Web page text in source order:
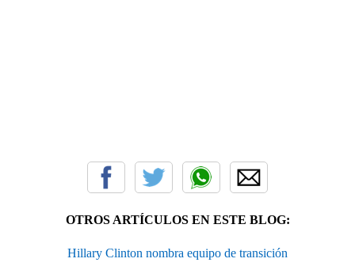
OTROS ARTÍCULOS EN ESTE BLOG:
Hillary Clinton nombra equipo de transición